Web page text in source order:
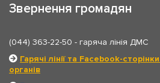
Звернення громадян
(044) 363-22-50 - гаряча лінія ДМС
Гарячі лінії та Facebook-
органів